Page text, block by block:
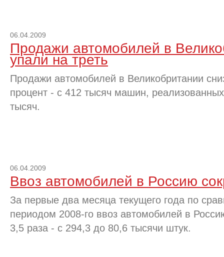
06.04.2009
Продажи автомобилей в
упали на треть
Продажи автомобилей в Великобритании
процент - с 412 тысяч машин,
тысяч.
06.04.2009
Ввоз автомобилей в Россию
За первые два месяца текущего года по
периодом 2008-го ввоз автомобилей в
3,5 раза - с 294,3 до 80,6 тысячи штук.